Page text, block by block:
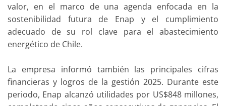
valor, en el marco de una agenda enfocada en la
sostenibilidad futura de Enap y el cumplimiento
adecuado de su rol clave para el abastecimiento
energético de Chile.
La empresa informó también las principales cifras
financieras y logros de la gestión 2025. Durante este
periodo, Enap alcanzó utilidades por US$848 millones,